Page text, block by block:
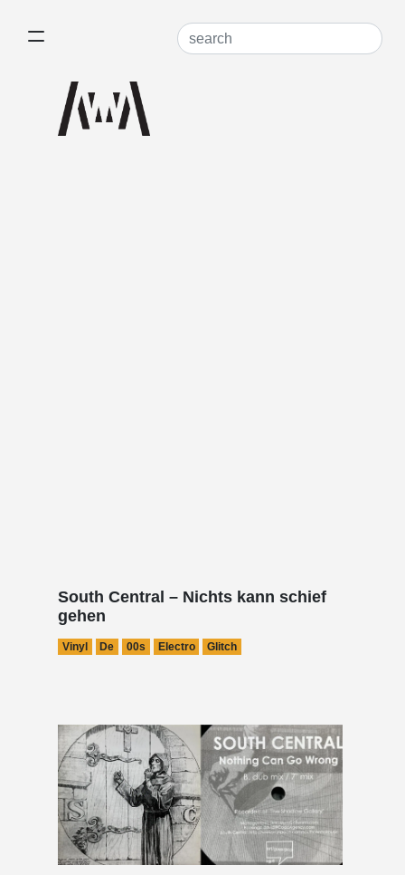
South Central – Nichts kann schief
gehen
Vinyl De 00s Electro Glitch